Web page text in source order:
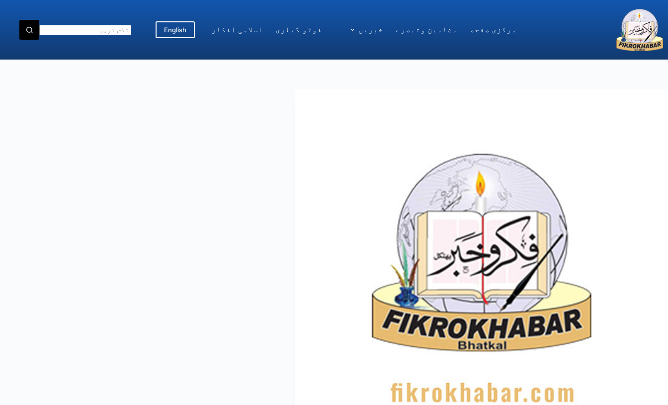
content
مركزى صفحه
مضامین وتبصرے خبریں فوٹو گیلری اسلامی افکار English